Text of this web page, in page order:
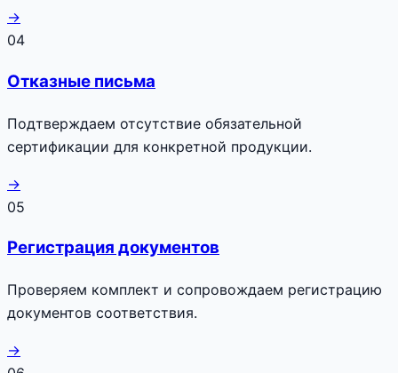
→
04
Отказные письма
Подтверждаем отсутствие обязательной
сертификации для конкретной продукции.
→
05
Регистрация документов
Проверяем комплект и сопровождаем регистрацию
документов соответствия.
→